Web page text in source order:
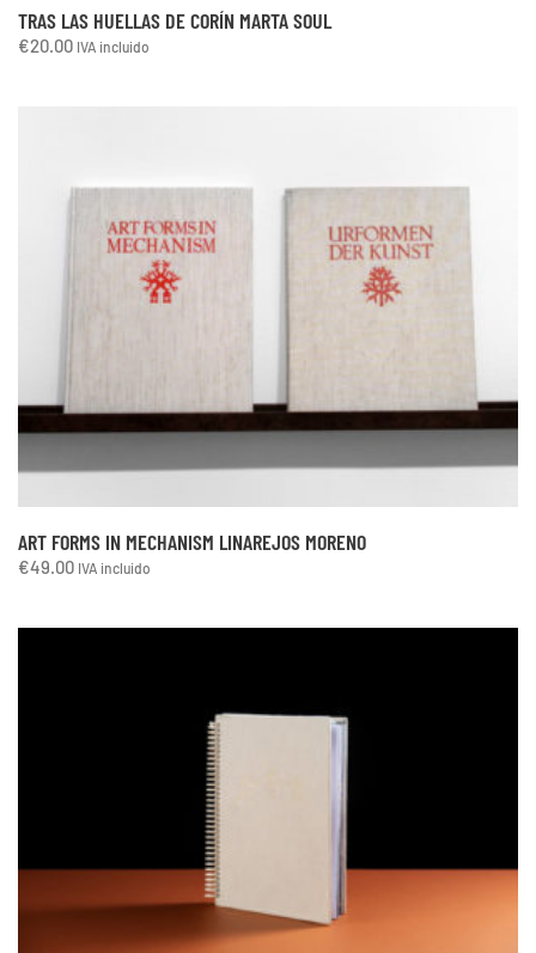
TRAS LAS HUELLAS DE CORÍN MARTA SOUL
€20.00 IVA incluido
ART FORMS IN MECHANISM LINAREJOS MORENO
€49.00 IVA incluido